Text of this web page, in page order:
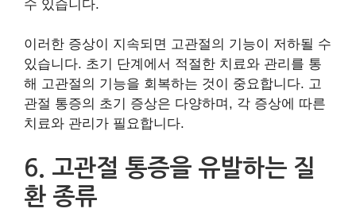
수 있습니다.
이러한 증상이 지속되면 고관절의 기능이 저하될 수
있습니다. 초기 단계에서 적절한 치료와 관리를 통
해 고관절의 기능을 회복하는 것이 중요합니다. 고
관절 통증의 초기 증상은 다양하며, 각 증상에 따른
치료와 관리가 필요합니다.
6. 고관절 통증을 유발하는 질
환 종류